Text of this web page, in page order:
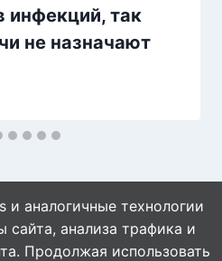
инфекций, так
не назначают
аналогичные технологии
сайта, анализа трафика и
Продолжая использовать